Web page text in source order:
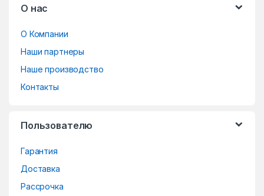
О нас
О Компании
Наши партнеры
Наше производство
Контакты
Пользователю
Гарантия
Доставка
Рассрочка